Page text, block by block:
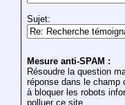
Sujet:
Mesure anti-SPAM :
Résoudre la question
réponse dans le champ
à bloquer les robots
polluer ce site.